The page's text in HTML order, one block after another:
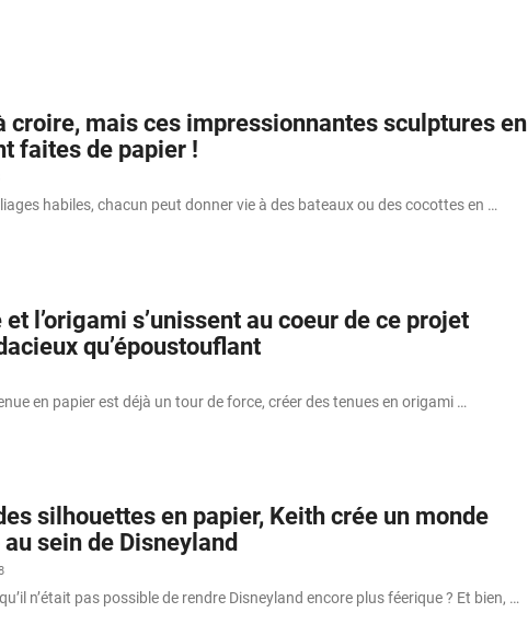
croire, mais ces impressionnantes sculptures en
faites de papier !
habiles, chacun peut donner vie à des bateaux ou des cocottes en …
et l’origami s’unissent au coeur de ce projet
qu’époustouflant
en papier est déjà un tour de force, créer des tenues en origami …
silhouettes en papier, Keith crée un monde
sein de Disneyland
n’était pas possible de rendre Disneyland encore plus féerique ? Et bien, …